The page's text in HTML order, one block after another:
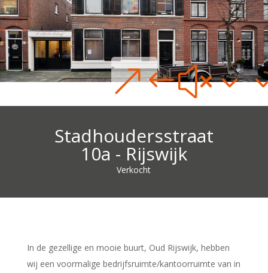
Stadhoudersstraat
10a - Rijswijk
Verkocht
In de gezellige en mooie buurt, Oud Rijswijk, hebben
wij een voormalige bedrijfsruimte/kantoorruimte van in